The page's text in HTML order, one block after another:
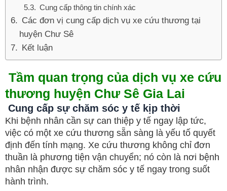
Cung cấp thông tin chính xác
Các đơn vị cung cấp dịch vụ xe cứu thương tại
huyện Chư Sê
Kết luận
Tầm quan trọng của dịch vụ xe cứu
thương huyện Chư Sê Gia Lai
Cung cấp sự chăm sóc y tế kịp thời
Khi bệnh nhân cần sự can thiệp y tế ngay lập tức,
việc có một xe cứu thương sẵn sàng là yếu tố quyết
định đến tính mạng. Xe cứu thương không chỉ đơn
thuần là phương tiện vận chuyển; nó còn là nơi bệnh
nhân nhận được sự chăm sóc y tế ngay trong suốt
hành trình.